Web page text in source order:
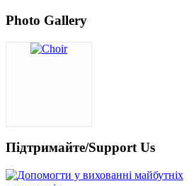
Photo Gallery
Підтримайте/Support Us